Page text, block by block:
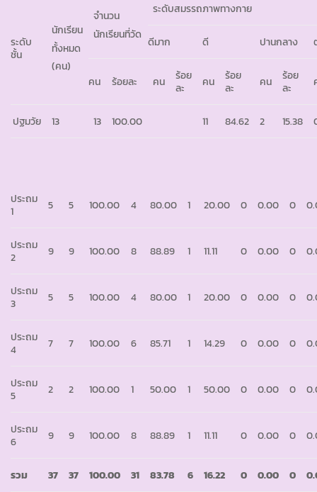
ระดับ
ชั้น
นักเรียน
ทั้งหมด
(คน)
จำนวน
นักเรียนที่วัด
ระดับสมรรถภาพทางกาย
ดีมาก ดี ปานกลาง
คน ร้อยละ คน
ร้อย
ละ
คน
ร้อย
ละ
คน
ร้อย
ละ
ปฐมวัย 13 13 100.00 11 84.62 2 15.38
ประถม
1
5 5 100.00 4 80.00 1 20.00 0 0.00 0
ประถม
2
9 9 100.00 8 88.89 1 11.11 0 0.00 0
ประถม
3
5 5 100.00 4 80.00 1 20.00 0 0.00 0
ประถม
4
7 7 100.00 6 85.71 1 14.29 0 0.00 0
ประถม
5
2 2 100.00 1 50.00 1 50.00 0 0.00 0
ประถม
6
9 9 100.00 8 88.89 1 11.11 0 0.00 0
รวม 37 37 100.00 31 83.78 6 16.22 0 0.00 0